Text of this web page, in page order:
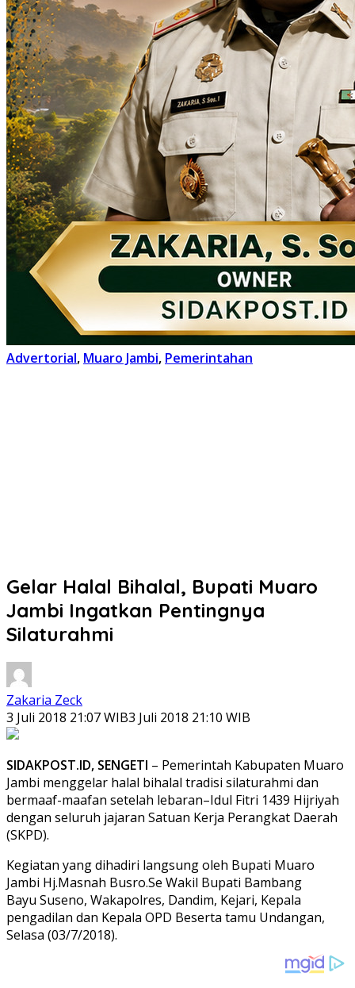
Advertorial, Muaro Jambi, Pemerintahan
Gelar Halal Bihalal, Bupati Muaro
Jambi Ingatkan Pentingnya
Silaturahmi
Zakaria Zeck
3 Juli 2018 21:07 WIB3 Juli 2018 21:10 WIB
SIDAKPOST.ID, SENGETI – Pemerintah Kabupaten Muaro
Jambi menggelar halal bihalal tradisi silaturahmi dan
bermaaf-maafan setelah lebaran–Idul Fitri 1439 Hijriyah
dengan seluruh jajaran Satuan Kerja Perangkat Daerah
(SKPD).
Kegiatan yang dihadiri langsung oleh Bupati Muaro
Jambi Hj.Masnah Busro.Se Wakil Bupati Bambang
Bayu Suseno, Wakapolres, Dandim, Kejari, Kepala
pengadilan dan Kepala OPD Beserta tamu Undangan,
Selasa (03/7/2018).